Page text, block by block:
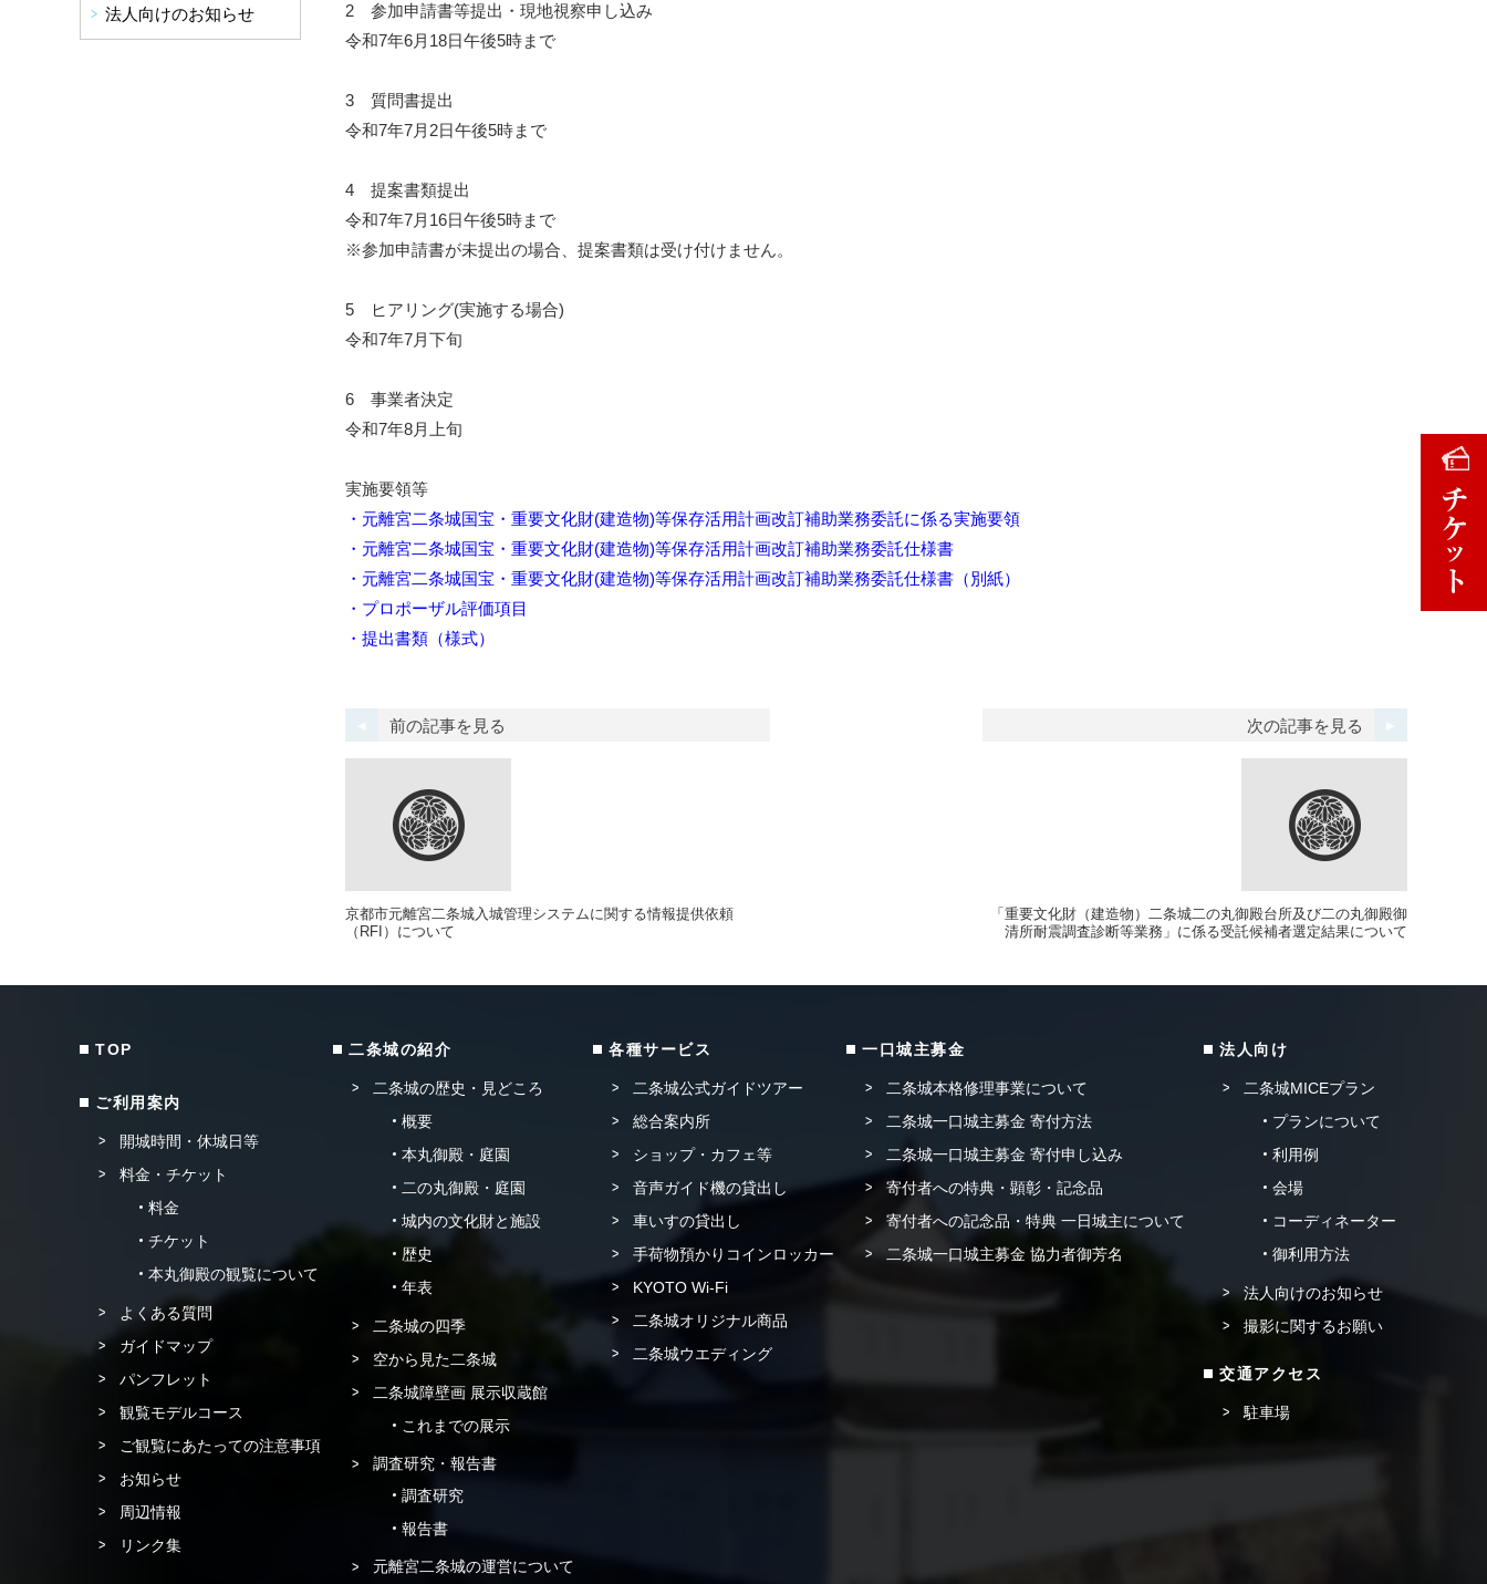
2 参加申請書等提出・現地視察申し込み
令和7年6月18日午後5時まで
3 質問書提出
令和7年7月2日午後5時まで
4 提案書類提出
令和7年7月16日午後5時まで
※参加申請書が未提出の場合、提案書類は受け付けません。
5 ヒアリング(実施する場合)
令和7年7月下旬
6 事業者決定
令和7年8月上旬
実施要領等
・元離宮二条城国宝・重要文化財(建造物)等保存活用計画改訂補助業務委託に係る実施要領
・元離宮二条城国宝・重要文化財(建造物)等保存活用計画改訂補助業務委託仕様書
・元離宮二条城国宝・重要文化財(建造物)等保存活用計画改訂補助業務委託仕様書（別紙）
・プロポーザル評価項目
・提出書類（様式）
前の記事を見る
京都市元離宮二条城入城管理システムに関する情報提供依頼
（RFI）について
次の記事を見る
「重要文化財（建造物）二条城二の丸御殿台所及び二の丸御殿御
清所耐震調査診断等業務」に係る受託候補者選定結果について
法人向けのお知らせ
TOP
ご利用案内
開城時間・休城日等
料金・チケット
料金
チケット
本丸御殿の観覧について
よくある質問
ガイドマップ
パンフレット
観覧モデルコース
ご観覧にあたっての注意事項
お知らせ
周辺情報
リンク集
二条城の紹介
二条城の歴史・見どころ
概要
本丸御殿・庭園
二の丸御殿・庭園
城内の文化財と施設
歴史
年表
二条城の四季
空から見た二条城
二条城障壁画 展示収蔵館
これまでの展示
調査研究・報告書
調査研究
報告書
元離宮二条城の運営について
各種サービス
二条城公式ガイドツアー
総合案内所
ショップ・カフェ等
音声ガイド機の貸出し
車いすの貸出し
手荷物預かりコインロッカー
KYOTO Wi-Fi
二条城オリジナル商品
二条城ウエディング
一口城主募金
二条城本格修理事業について
二条城一口城主募金 寄付方法
二条城一口城主募金 寄付申し込み
寄付者への特典・顕彰・記念品
寄付者への記念品・特典 一日城主について
二条城一口城主募金 協力者御芳名
法人向け
二条城MICEプラン
プランについて
利用例
会場
コーディネーター
御利用方法
法人向けのお知らせ
撮影に関するお願い
交通アクセス
駐車場